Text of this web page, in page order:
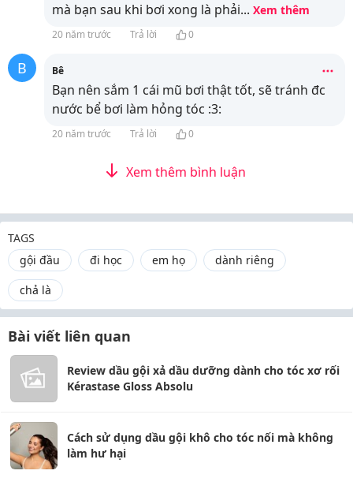
mà bạn sau khi bơi xong là phải... Xem thêm
20 năm trước Trả lời 0
B Bê
Bạn nên sắm 1 cái mũ bơi thật tốt, sẽ tránh đc
nước bể bơi làm hỏng tóc :3:
20 năm trước Trả lời 0
Xem thêm bình luận
TAGS
gội đầu
đi học em họ
dành riêng
chả là
Bài viết liên quan
Review dầu gội xả dầu dưỡng dành cho tóc xơ rối
Kérastase Gloss Absolu
Cách sử dụng dầu gội khô cho tóc nối mà không
làm hư hại